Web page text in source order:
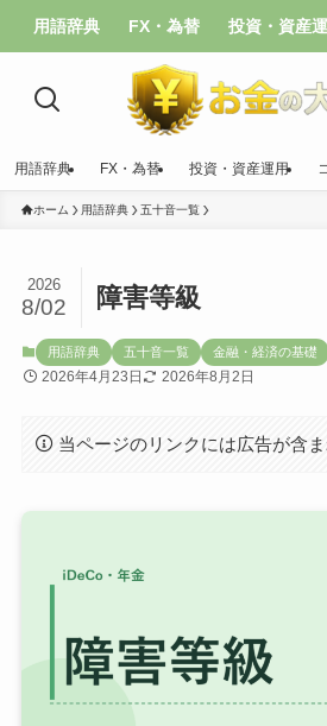
用語辞典 FX・為替 投資・資産
用語辞典 FX・為替 投資・資産運用
ホーム 用語辞典 五十音一覧
障害等級
2026
8/02
用語辞典 五十音一覧 金融・経済の基礎
2026年4月23日 2026年8月2日
当ページのリンクには広告が含ま